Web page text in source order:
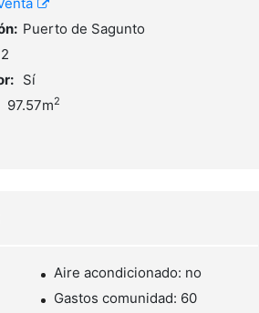
Puerto de Sagunto
2
Sí
97.57m2
Aire acondicionado: no
Gastos comunidad: 60